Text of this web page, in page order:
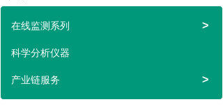
在线监测系列 >
科学分析仪器
产业链服务 >